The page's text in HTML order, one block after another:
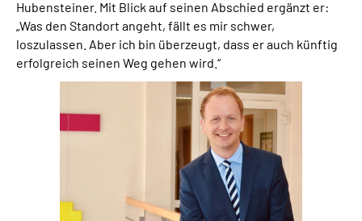
Hubensteiner. Mit Blick auf seinen Abschied ergänzt er:
„Was den Standort angeht, fällt es mir schwer,
loszulassen. Aber ich bin überzeugt, dass er auch künftig
erfolgreich seinen Weg gehen wird.“